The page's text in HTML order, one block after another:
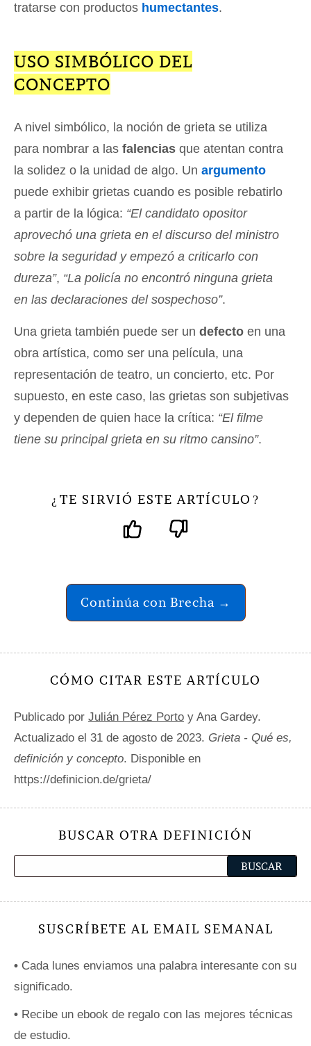
tratarse con productos humectantes.
USO SIMBÓLICO DEL
CONCEPTO
A nivel simbólico, la noción de grieta se utiliza
para nombrar a las falencias que atentan contra
la solidez o la unidad de algo. Un argumento
puede exhibir grietas cuando es posible rebatirlo
a partir de la lógica: “El candidato opositor
aprovechó una grieta en el discurso del ministro
sobre la seguridad y empezó a criticarlo con
dureza”, “La policía no encontró ninguna grieta
en las declaraciones del sospechoso”.
Una grieta también puede ser un defecto en una
obra artística, como ser una película, una
representación de teatro, un concierto, etc. Por
supuesto, en este caso, las grietas son subjetivas
y dependen de quien hace la crítica: “El filme
tiene su principal grieta en su ritmo cansino”.
¿ TE SIRVIÓ ESTE ARTÍCULO ?
Continúa con Brecha →
CÓMO CITAR ESTE ARTÍCULO
Publicado por Julián Pérez Porto y Ana Gardey.
Actualizado el 31 de agosto de 2023. Grieta - Qué es,
definición y concepto. Disponible en
https://definicion.de/grieta/
BUSCAR OTRA DEFINICIÓN
SUSCRÍBETE AL EMAIL SEMANAL
• Cada lunes enviamos una palabra interesante con su
significado.
• Recibe un ebook de regalo con las mejores técnicas
de estudio.